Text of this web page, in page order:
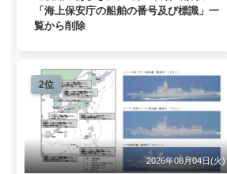
「海上保安庁の船舶の番号及び標識」一
覧から削除
2位
2026年08月04日(火)